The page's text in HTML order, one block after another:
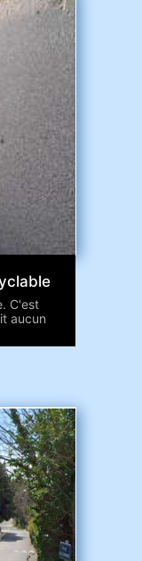
C'est
aucun